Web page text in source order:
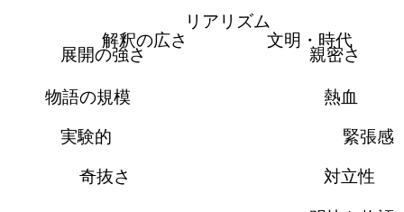
リアリズム
文明・時代
親密さ
熱血
緊張感
対立性
奇抜さ
実験的
物語の規模
展開の強さ
解釈の広さ